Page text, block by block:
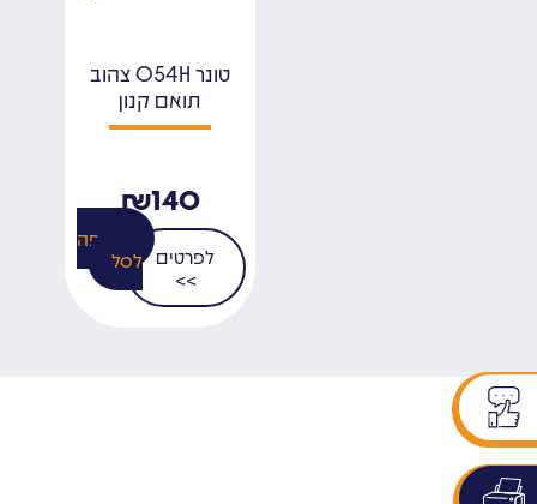
טונר 054H צהוב
תואם קנון
₪140
לפרטים
>>
הוספה
לסל